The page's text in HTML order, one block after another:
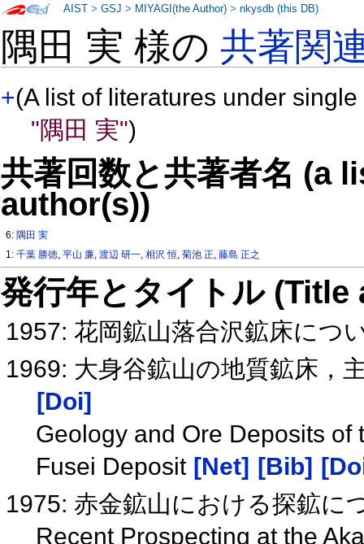
隅田 実 様の共著関
+(A list of literatures under
"隅田 実")
共著回数と共著者名 (a
author(s))
6: 隅田 実
1:千葉 勝徳,平山 廉,渡辺 研一,相沢 恒,菊池 正,藤島 正之
発行年とタイトル
1957: 花岡鉱山落合沢鉱床につ
1969: 大身谷鉱山の地質鉱床，
[Doi]
Geology and Ore Deposits
Fusei Deposit [Net] [Bib]
1975: 赤金鉱山における探鉱に
Recent Prospecting at the
AIST >GSJ > MIYAGI(the Author) >nkysdb (this DB)